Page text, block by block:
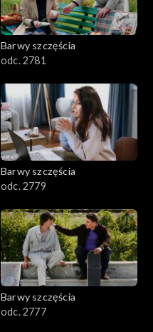
Barwy szczęścia
odc. 2781
Barwy szczęścia
odc. 2779
Barwy szczęścia
odc. 2777